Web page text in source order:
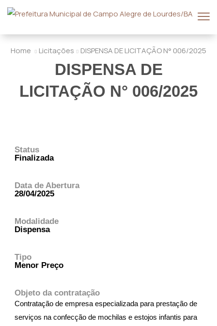
Home Licitações DISPENSA DE LICITAÇÃO N° 006/2025
DISPENSA DE
LICITAÇÃO N° 006/2025
Status
Finalizada
Data de Abertura
28/04/2025
Modalidade
Dispensa
Tipo
Menor Preço
Objeto da contratação
Contratação de empresa especializada para prestação de
serviços na confecção de mochilas e estojos infantis para